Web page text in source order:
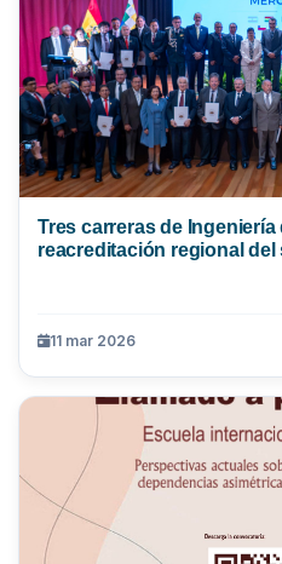
Tres carreras de Ingeniería
reacreditación regional del
11 mar 2026